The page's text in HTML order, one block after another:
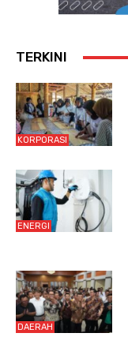
TERKINI
KORPORASI
ENERGI
DAERAH